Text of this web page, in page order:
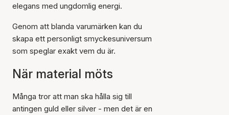
elegans med ungdomlig energi.
Genom att blanda varumärken kan du
skapa ett personligt smyckesuniversum
som speglar exakt vem du är.
När material möts
Många tror att man ska hålla sig till
antingen guld eller silver - men det är en